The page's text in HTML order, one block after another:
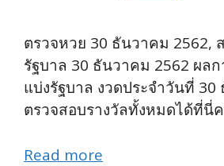
ตรวจหวย 30 ธันวาคม 2562,
รัฐบาล 30 ธันวาคม 2562 ผล
แบ่งรัฐบาล งวดประจำวันที่
ตรวจสอบรางวัลทั้งหมดได้ที่นี่
Read more